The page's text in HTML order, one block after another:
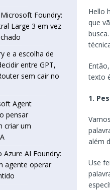
Hello
que
texto
1.
além
Use
Foundry:
Large 3 em vez
e a escolha de
entre GPT,
sem cair no
Agent
pensar
criar um
AI Foundry:
agente operar